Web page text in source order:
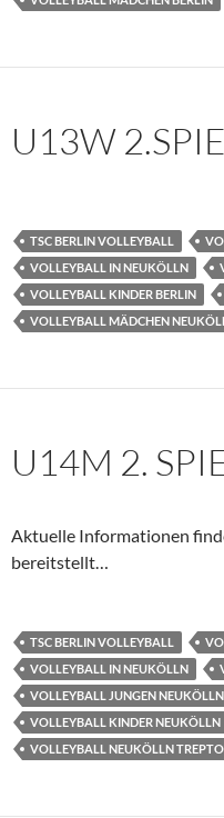
U13W
TSC BERLIN VOLLEYBALL
VOLLEYBALL IN NEUKÖLLN
VOLLEYBALL KINDER BERLIN
VOLLEYBALL MÄDCHEN
U14M 2.
Aktuelle Informationen
bereitstellt…
TSC BERLIN VOLLEYBALL
VOLLEYBALL IN NEUKÖLLN
VOLLEYBALL JUNGEN NEUKÖLLN
VOLLEYBALL KINDER NEUKÖLLN
VOLLEYBALL NEUKÖLLN